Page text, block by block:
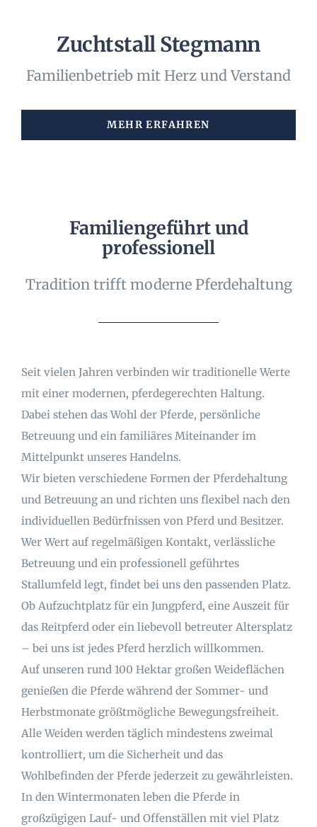
Zuchtstall Stegmann
Familienbetrieb mit Herz und Verstand
MEHR ERFAHREN
Familiengeführt und
professionell
Tradition trifft moderne Pferdehaltung
Seit vielen Jahren verbinden wir traditionelle Werte
mit einer modernen, pferdegerechten Haltung.
Dabei stehen das Wohl der Pferde, persönliche
Betreuung und ein familiäres Miteinander im
Mittelpunkt unseres Handelns.
Wir bieten verschiedene Formen der Pferdehaltung
und Betreuung an und richten uns flexibel nach den
individuellen Bedürfnissen von Pferd und Besitzer.
Wer Wert auf regelmäßigen Kontakt, verlässliche
Betreuung und ein professionell geführtes
Stallumfeld legt, findet bei uns den passenden Platz.
Ob Aufzuchtplatz für ein Jungpferd, eine Auszeit für
das Reitpferd oder ein liebevoll betreuter Altersplatz
– bei uns ist jedes Pferd herzlich willkommen.
Auf unseren rund 100 Hektar großen Weideflächen
genießen die Pferde während der Sommer- und
Herbstmonate größtmögliche Bewegungsfreiheit.
Alle Weiden werden täglich mindestens zweimal
kontrolliert, um die Sicherheit und das
Wohlbefinden der Pferde jederzeit zu gewährleisten.
In den Wintermonaten leben die Pferde in
großzügigen Lauf- und Offenställen mit viel Platz